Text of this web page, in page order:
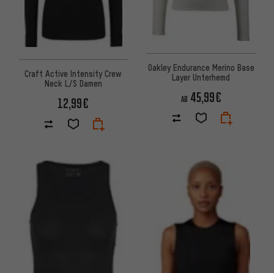
Craft Active Intensity Crew
Neck L/S Damen
12,99€
Oakley Endurance Merino Base
Layer Unterhemd
AB 45,99€